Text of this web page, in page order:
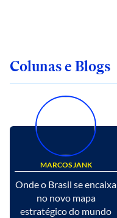
Colunas e Blogs
MARCOS JANK
Onde o Brasil se encaixa
no novo mapa
estratégico do mundo